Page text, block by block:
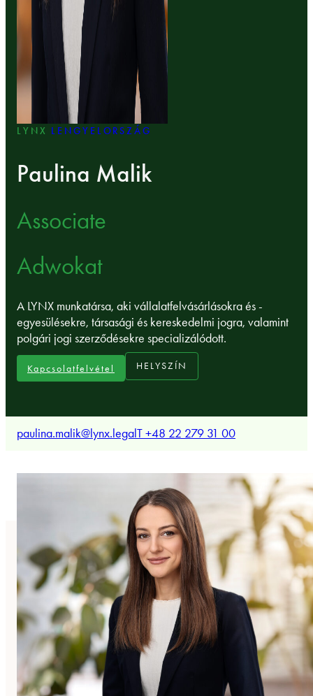
LYNX LENGYELORSZÁG
Paulina Malik
Associate
Adwokat
A LYNX munkatársa, aki vállalatfelvásárlásokra és -
egyesülésekre, társasági és kereskedelmi jogra, valamint
polgári jogi szerződésekre specializálódott.
Kapcsolatfelvétel HELYSZÍN
paulina.malik@lynx.legalT +48 22 279 31 00